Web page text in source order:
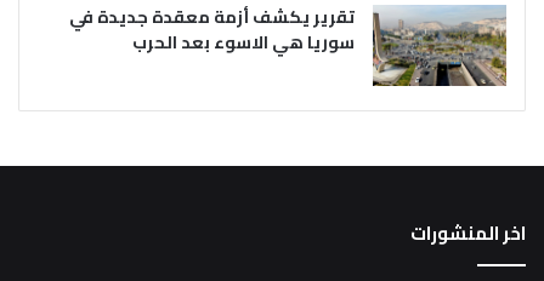
تقرير يكشف أزمة معقدة جديدة في
سوريا هي الاسوء بعد الحرب
اخر المنشورات